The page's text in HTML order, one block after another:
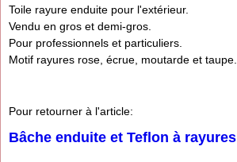
Toile rayure enduite pour l'extérieur.
Vendu en gros et demi-gros.
Pour professionnels et particuliers.
Motif rayures rose, écrue, moutarde et taupe.
Pour retourner à l'article:
Bâche enduite et Teflon à rayures